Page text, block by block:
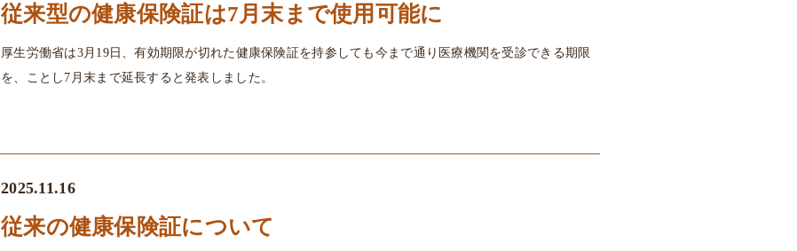
従来型の健康保険証は7月末まで使用可能に
厚生労働省は3月19日、有効期限が切れた健康保険証を持参しても今まで通り医療機関を受診できる期限
を、ことし7月末まで延長すると発表しました。
2025.11.16
従来の健康保険証について